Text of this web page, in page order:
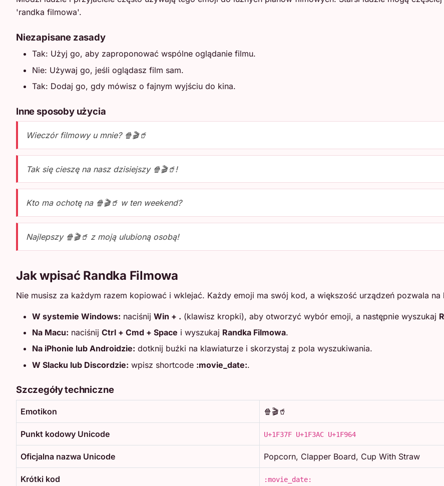
'randka filmowa'.
Niezapisane zasady
Tak: Użyj go, aby zaproponować wspólne oglądanie filmu.
Nie: Używaj go, jeśli oglądasz film sam.
Tak: Dodaj go, gdy mówisz o fajnym wyjściu do kina.
Inne sposoby użycia
Wieczór filmowy u mnie? 🍿🎬🥤
Tak się cieszę na nasz dzisiejszy 🍿🎬🥤!
Kto ma ochotę na 🍿🎬🥤 w ten weekend?
Najlepszy 🍿🎬🥤 z moją ulubioną osobą!
Jak wpisać Randka Filmowa
Nie musisz za każdym razem kopiować i wklejać. Każdy emoji ma swój kod, a większość urządzeń pozwala
W systemie Windows: naciśnij Win + . (klawisz kropki), aby otworzyć wybór emoji, a następnie wyszukaj
Na Macu: naciśnij Ctrl + Cmd + Space i wyszukaj Randka Filmowa.
Na iPhonie lub Androidzie: dotknij buźki na klawiaturze i skorzystaj z pola wyszukiwania.
W Slacku lub Discordzie: wpisz shortcode :movie_date:.
Szczegóły techniczne
Emotikon 🍿🎬🥤
Punkt kodowy Unicode U+1F37F U+1F3AC U+1F964
Oficjalna nazwa Unicode Popcorn, Clapper Board, Cup With Straw
Krótki kod :movie_date: